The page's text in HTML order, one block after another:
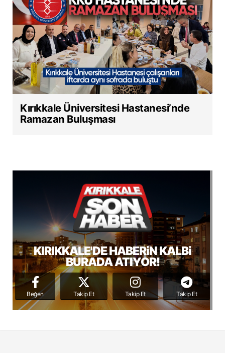
Kırıkkale Üniversitesi Hastanesi’nde
Ramazan Buluşması
KIRIKKALE'DE HABERiN KALBi
BURADA ATIYOR!
Beğen Takip Et Takip Et Takip Et